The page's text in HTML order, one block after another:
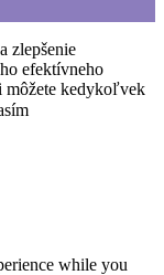
zlepšenie
efektívneho
môžete kedykoľvek
while you